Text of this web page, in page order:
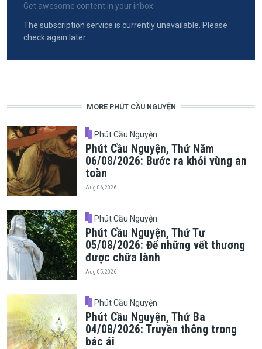
Get awesome content in your inbox.
The subscription service is currently unavailable. Please
check again later.
MORE PHÚT CẦU NGUYỆN
Phút Cầu Nguyện
Phút Cầu Nguyện, Thứ Năm
06/08/2026: Bước ra khỏi vùng an
toàn
Aug 06, 2026
Phút Cầu Nguyện
Phút Cầu Nguyện, Thứ Tư
05/08/2026: Để những vết thương
được chữa lành
Aug 05, 2026
Phút Cầu Nguyện
Phút Cầu Nguyện, Thứ Ba
04/08/2026: Truyền thông trong
bác ái